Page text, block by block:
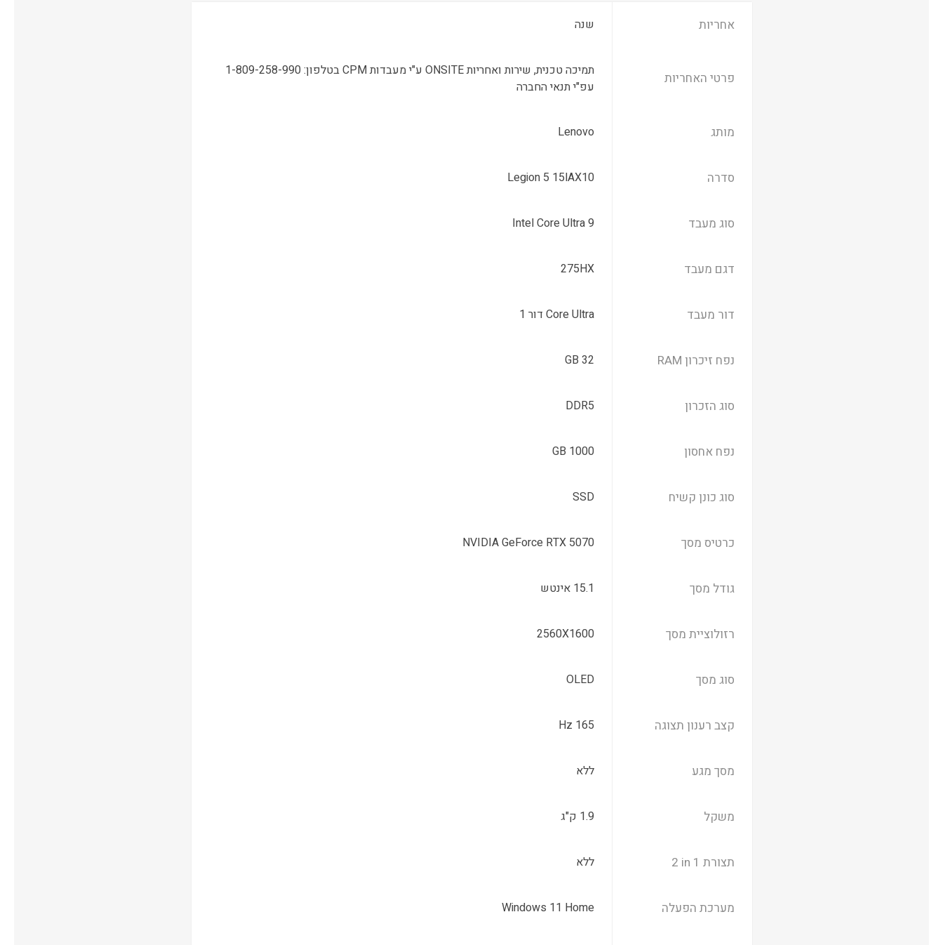
אחריות שנה
פרטי האחריות
תמיכה טכנית, שירות ואחריות ONSITE ע"י מעבדות CPM בטלפון: 1-809-258-990
עפ"י תנאי החברה
מותג Lenovo
סדרה Legion 5 15lAX10
סוג מעבד Intel Core Ultra 9
דגם מעבד 275HX
דור מעבד Core Ultra דור 1
נפח זיכרון RAM 32 GB
סוג הזכרון DDR5
נפח אחסון 1000 GB
סוג כונן קשיח SSD
כרטיס מסך NVIDIA GeForce RTX 5070
גודל מסך 15.1 אינטש
רזולוציית מסך 2560X1600
סוג מסך OLED
קצב רענון תצוגה 165 Hz
מסך מגע ללא
משקל 1.9 ק"ג
תצורת ‎ 2 in 1 ללא
מערכת הפעלה Windows 11 Home